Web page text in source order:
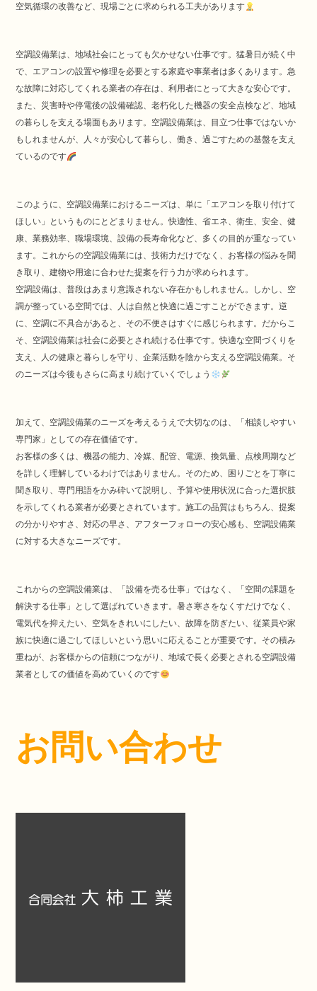
空気循環の改善など、現場ごとに求められる工夫があります
空調設備業は、地域社会にとっても欠かせない仕事です。猛暑日が続く中
で、エアコンの設置や修理を必要とする家庭や事業者は多くあります。急
な故障に対応してくれる業者の存在は、利用者にとって大きな安心です。
また、災害時や停電後の設備確認、老朽化した機器の安全点検など、地域
の暮らしを支える場面もあります。空調設備業は、目立つ仕事ではないか
もしれませんが、人々が安心して暮らし、働き、過ごすための基盤を支え
ているのです
このように、空調設備業におけるニーズは、単に「エアコンを取り付けて
ほしい」というものにとどまりません。快適性、省エネ、衛生、安全、健
康、業務効率、職場環境、設備の長寿命化など、多くの目的が重なってい
ます。これからの空調設備業には、技術力だけでなく、お客様の悩みを聞
き取り、建物や用途に合わせた提案を行う力が求められます。
空調設備は、普段はあまり意識されない存在かもしれません。しかし、空
調が整っている空間では、人は自然と快適に過ごすことができます。逆
に、空調に不具合があると、その不便さはすぐに感じられます。だからこ
そ、空調設備業は社会に必要とされ続ける仕事です。快適な空間づくりを
支え、人の健康と暮らしを守り、企業活動を陰から支える空調設備業。そ
のニーズは今後もさらに高まり続けていくでしょう
加えて、空調設備業のニーズを考えるうえで大切なのは、「相談しやすい
専門家」としての存在価値です。
お客様の多くは、機器の能力、冷媒、配管、電源、換気量、点検周期など
を詳しく理解しているわけではありません。そのため、困りごとを丁寧に
聞き取り、専門用語をかみ砕いて説明し、予算や使用状況に合った選択肢
を示してくれる業者が必要とされています。施工の品質はもちろん、提案
の分かりやすさ、対応の早さ、アフターフォローの安心感も、空調設備業
に対する大きなニーズです。
これからの空調設備業は、「設備を売る仕事」ではなく、「空間の課題を
解決する仕事」として選ばれていきます。暑さ寒さをなくすだけでなく、
電気代を抑えたい、空気をきれいにしたい、故障を防ぎたい、従業員や家
族に快適に過ごしてほしいという思いに応えることが重要です。その積み
重ねが、お客様からの信頼につながり、地域で長く必要とされる空調設備
業者としての価値を高めていくのです
お問い合わせ